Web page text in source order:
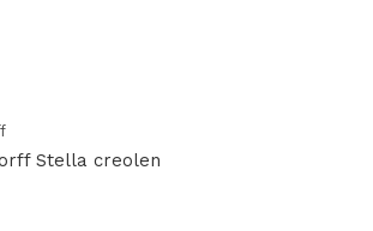
Stella creolen